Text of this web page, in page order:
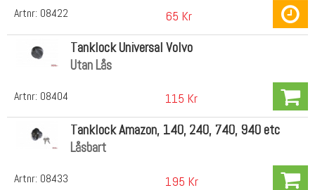
Artnr: 08422 65 Kr
Artnr: 08404
Tanklock Universal Volvo
Utan Lås
115 Kr
Artnr: 08433
Tanklock Amazon, 140, 240, 740, 940 etc
Låsbart
195 Kr